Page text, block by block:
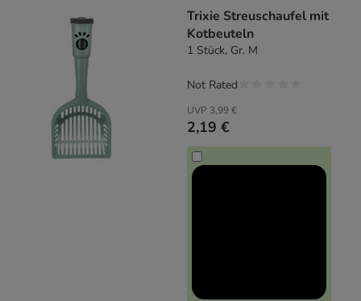
Trixie Streuschaufel mit
Kotbeuteln
1 Stück, Gr. M
UVP 3,99 €
2,19 €
Not Rated